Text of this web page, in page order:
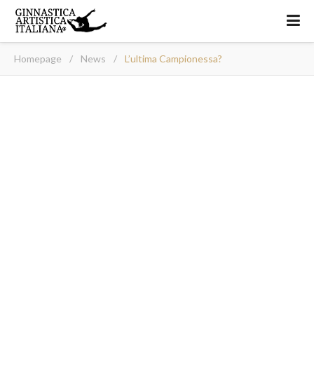
Homepage / News / L’ultima Campionessa?